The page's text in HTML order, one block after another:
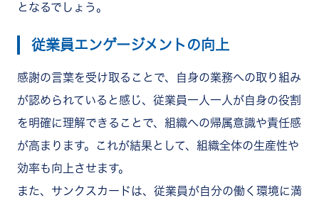
となるでしょう。
従業員エンゲージメントの向上
感謝の言葉を受け取ることで、自身の業務への取り組み
が認められていると感じ、従業員一人一人が自身の役割
を明確に理解できることで、組織への帰属意識や責任感
が高まります。これが結果として、組織全体の生産性や
効率も向上させます。
また、サンクスカードは、従業員が自分の働く環境に満